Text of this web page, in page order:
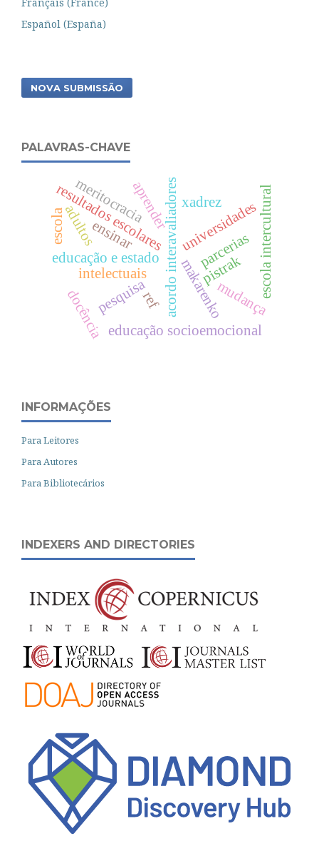
Español (España)
NOVA SUBMISSÃO
PALAVRAS-CHAVE
acordo interavaliadores
educação socioemocional
educação e estado
intelectuais
docênciapesquisa
universidadesescola intercultural
resultados escolares
aprender
ensinar
makarenko
pistrak
adultos
ref
parcerias
xadrez
meritocracia
escola
mudança
INFORMAÇÕES
Para Leitores
Para Autores
Para Bibliotecários
INDEXERS AND DIRECTORIES